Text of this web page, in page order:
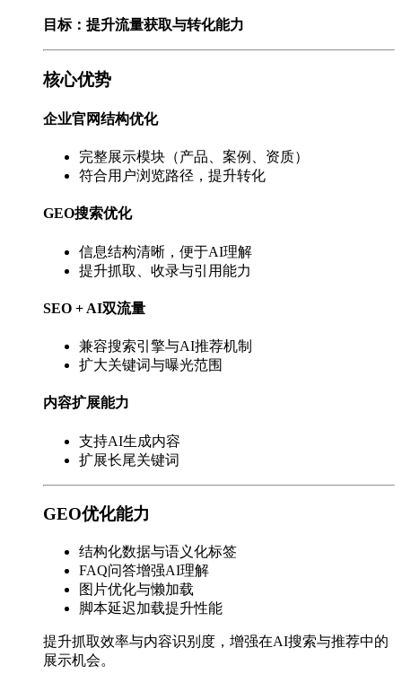
目标：提升流量获取与转化能力
核心优势
企业官网结构优化
完整展示模块（产品、案例、资质）
符合用户浏览路径，提升转化
GEO搜索优化
信息结构清晰，便于AI理解
提升抓取、收录与引用能力
SEO + AI双流量
兼容搜索引擎与AI推荐机制
扩大关键词与曝光范围
内容扩展能力
支持AI生成内容
扩展长尾关键词
GEO优化能力
结构化数据与语义化标签
FAQ问答增强AI理解
图片优化与懒加载
脚本延迟加载提升性能
提升抓取效率与内容识别度，增强在AI搜索与推荐中的
展示机会。